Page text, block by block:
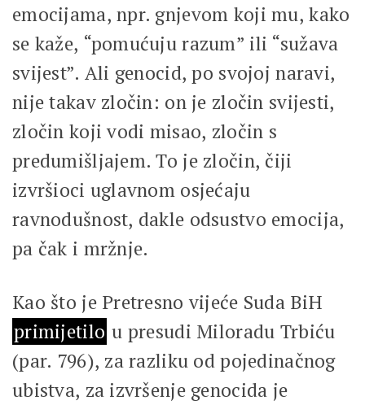
emocijama, npr. gnjevom koji mu, kako
se kaže, “pomućuju razum” ili “sužava
svijest”. Ali genocid, po svojoj naravi,
nije takav zločin: on je zločin svijesti,
zločin koji vodi misao, zločin s
predumišljajem. To je zločin, čiji
izvršioci uglavnom osjećaju
ravnodušnost, dakle odsustvo emocija,
pa čak i mržnje.
Kao što je Pretresno vijeće Suda BiH
primijetilo u presudi Miloradu Trbiću
(par. 796), za razliku od pojedinačnog
ubistva, za izvršenje genocida je